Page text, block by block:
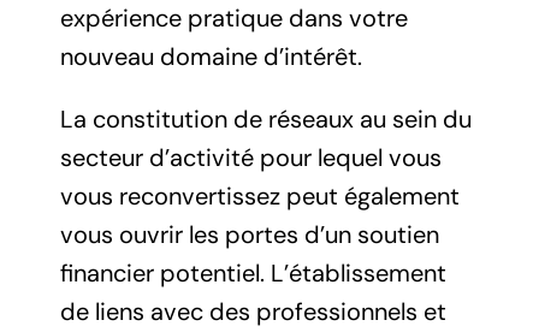
expérience pratique dans votre
nouveau domaine d’intérêt.
La constitution de réseaux au sein du
secteur d’activité pour lequel vous
vous reconvertissez peut également
vous ouvrir les portes d’un soutien
financier potentiel. L’établissement
de liens avec des professionnels et